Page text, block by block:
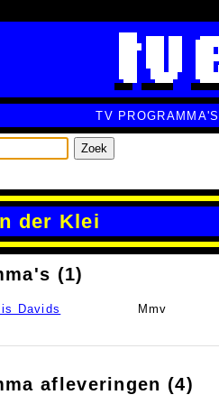
TV PROGRAMMA'S
Zoek
der Klei
(1)
Davids Mmv
afleveringen (4)